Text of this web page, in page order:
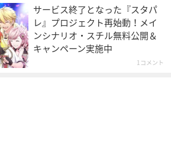
サービス終了となった『スタパ
レ』プロジェクト再始動！メイ
ンシナリオ・スチル無料公開＆
キャンペーン実施中
1コメント